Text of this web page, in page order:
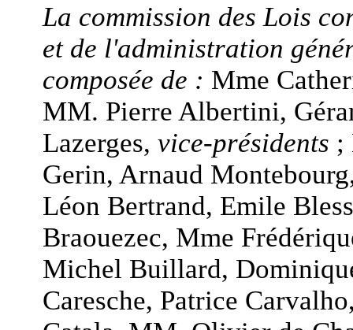
La commission des Lois
et de l'administration
composée de : Mme
MM. Pierre Albertini,
Lazerges, vice-présidents ;
Gerin, Arnaud
Léon Bertrand, Emile
Braouezec, Mme
Michel Buillard,
Caresche, Patrice